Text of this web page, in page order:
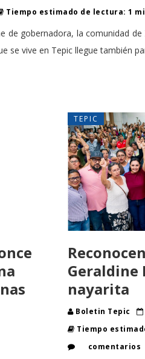
Tiempo estimado de lectura: 1
de gobernadora, la comunidad
se vive en Tepic llegue también
TEPIC
Geraldine
nayarita
Boletin Tepic
Tiempo
comentarios